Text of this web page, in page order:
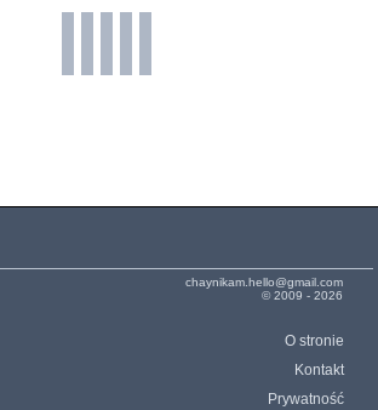
chaynikam.hello@gmail.com
© 2009 - 2026
O stronie
Kontakt
Prywatność